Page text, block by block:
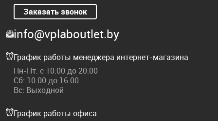
Заказать звонок
info@vplaboutlet.by
График работы менеджера интернет-магазина
Пн-Пт: с 10:00 до 20:00
Сб: 10.00 до 16.00
Вс: Выходной
График работы офиса